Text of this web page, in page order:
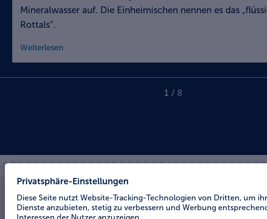
Mineralwasser auf. Die Einheimischen nennen es das
Rottals“.
Weiterlesen
1 / 8